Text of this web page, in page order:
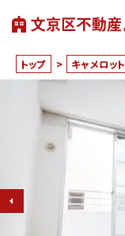
トップ > キャメロット